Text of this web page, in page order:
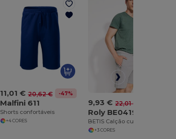
11,01 € 20,62 € -47%
Malfini 611
Shorts confortáveis
+4 CORES
9,93 € 22,01 €
Roly BE0419
+3 CORES